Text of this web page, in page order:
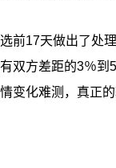
前17天做出了处
双方差距的3％
变化难测，真正的